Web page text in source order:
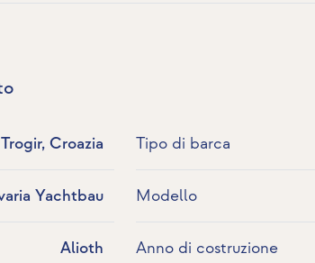
Croazia Tipo di barca
Yachtbau Modello
Alioth Anno di costruzione